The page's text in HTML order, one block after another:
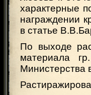
характерные
награждении
в статье
По выходе
материала
Министерства